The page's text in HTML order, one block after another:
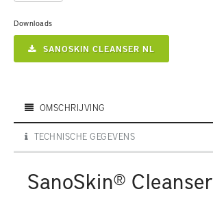
Downloads
SANOSKIN CLEANSER NL
OMSCHRIJVING
TECHNISCHE GEGEVENS
SanoSkin® Cleanser